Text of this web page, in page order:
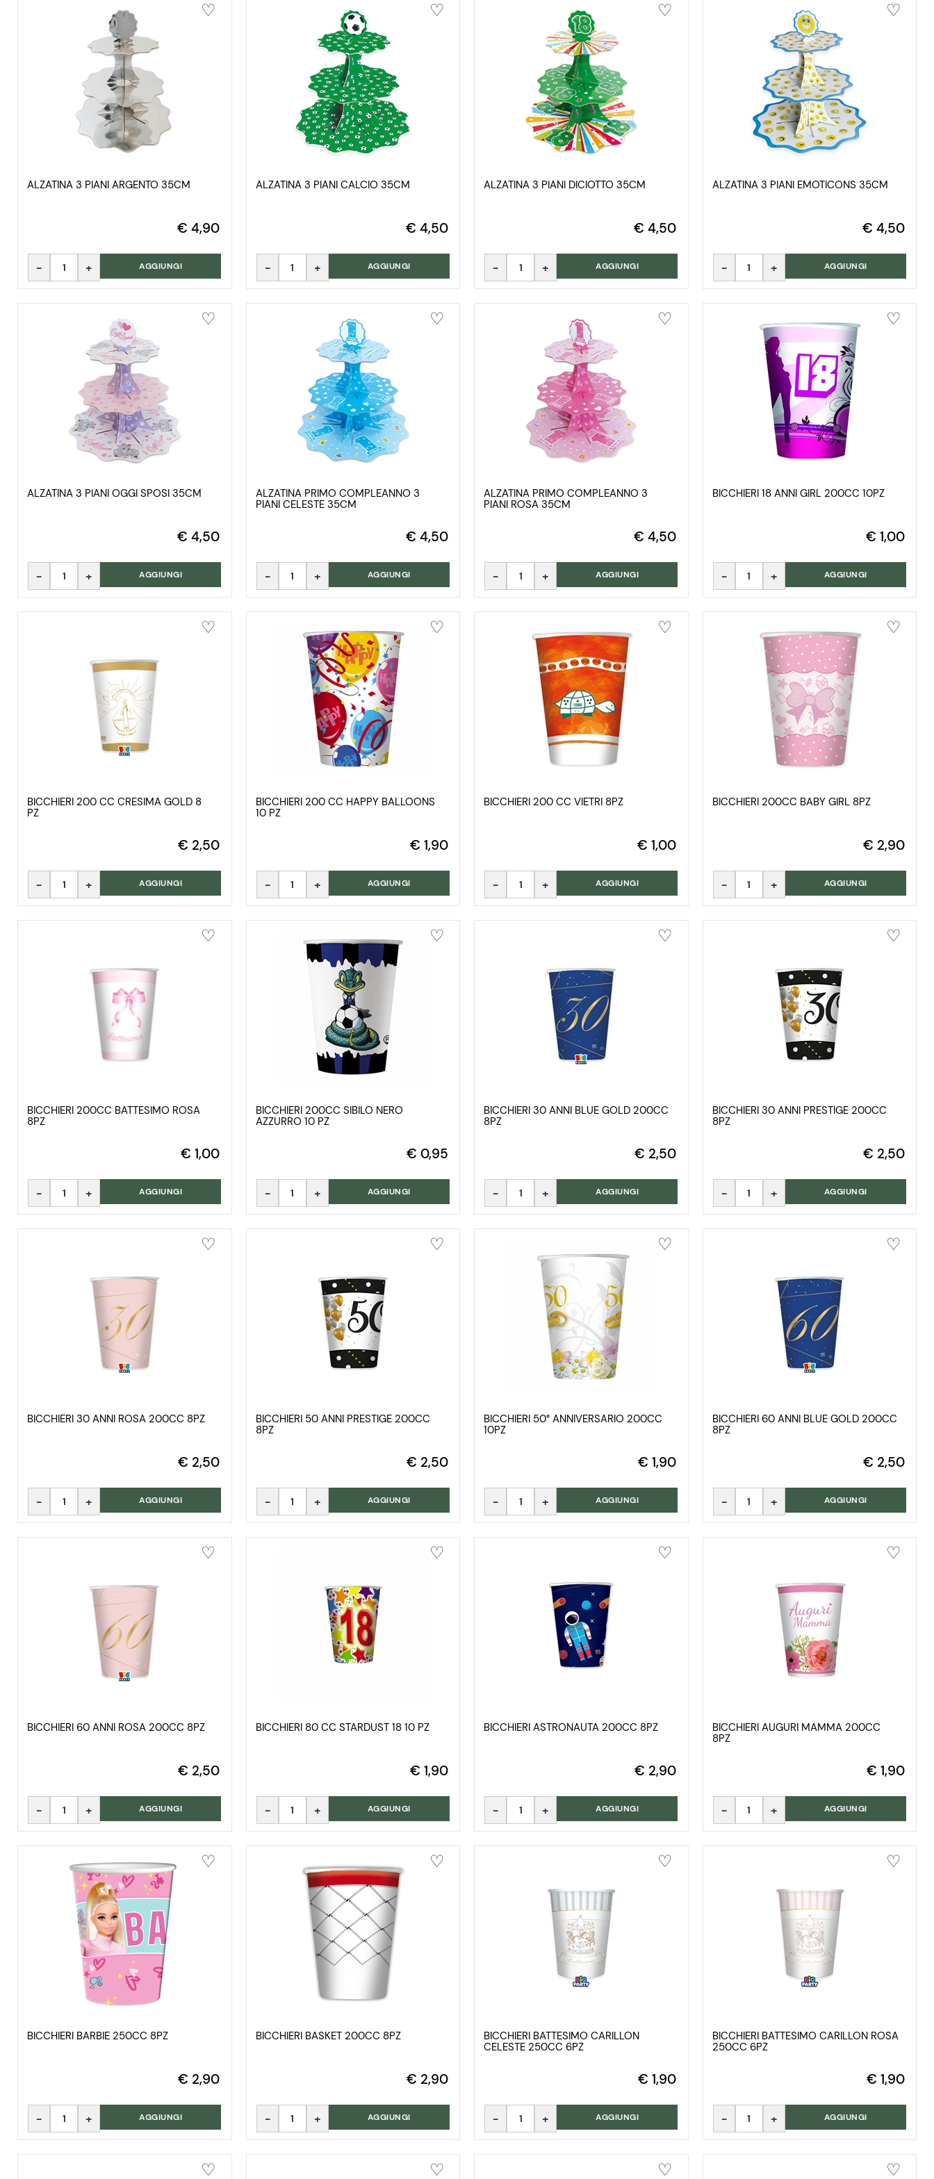
ALZATINA 3 PIANI ARGENTO 35CM
€ 4,90
Quantità AGGIUNGI
ALZATINA 3 PIANI CALCIO 35CM
€ 4,50
Quantità AGGIUNGI
ALZATINA 3 PIANI DICIOTTO 35CM
€ 4,50
Quantità AGGIUNGI
ALZATINA 3 PIANI EMOTICONS 35CM
€ 4,50
Quantità AGGIUNGI
ALZATINA 3 PIANI OGGI SPOSI 35CM
€ 4,50
Quantità AGGIUNGI
ALZATINA PRIMO COMPLEANNO 3
PIANI CELESTE 35CM
€ 4,50
Quantità AGGIUNGI
ALZATINA PRIMO COMPLEANNO 3
PIANI ROSA 35CM
€ 4,50
Quantità AGGIUNGI
BICCHIERI 18 ANNI GIRL 200CC 10PZ
€ 1,00
Quantità AGGIUNGI
BICCHIERI 200 CC CRESIMA GOLD 8
PZ
€ 2,50
Quantità AGGIUNGI
BICCHIERI 200 CC HAPPY BALLOONS
10 PZ
€ 1,90
Quantità AGGIUNGI
BICCHIERI 200 CC VIETRI 8PZ
€ 1,00
Quantità AGGIUNGI
BICCHIERI 200CC BABY GIRL 8PZ
€ 2,90
Quantità AGGIUNGI
BICCHIERI 200CC BATTESIMO ROSA
8PZ
€ 1,00
Quantità AGGIUNGI
BICCHIERI 200CC SIBILO NERO
AZZURRO 10 PZ
€ 0,95
Quantità AGGIUNGI
BICCHIERI 30 ANNI BLUE GOLD 200CC
8PZ
€ 2,50
Quantità AGGIUNGI
BICCHIERI 30 ANNI PRESTIGE 200CC
8PZ
€ 2,50
Quantità AGGIUNGI
BICCHIERI 30 ANNI ROSA 200CC 8PZ
€ 2,50
Quantità AGGIUNGI
BICCHIERI 50 ANNI PRESTIGE 200CC
8PZ
€ 2,50
Quantità AGGIUNGI
BICCHIERI 50° ANNIVERSARIO 200CC
10PZ
€ 1,90
Quantità AGGIUNGI
BICCHIERI 60 ANNI BLUE GOLD 200CC
8PZ
€ 2,50
Quantità AGGIUNGI
BICCHIERI 60 ANNI ROSA 200CC 8PZ
€ 2,50
Quantità AGGIUNGI
BICCHIERI 80 CC STARDUST 18 10 PZ
€ 1,90
Quantità AGGIUNGI
BICCHIERI ASTRONAUTA 200CC 8PZ
€ 2,90
Quantità AGGIUNGI
BICCHIERI AUGURI MAMMA 200CC
8PZ
€ 1,90
Quantità AGGIUNGI
BICCHIERI BARBIE 250CC 8PZ
€ 2,90
Quantità AGGIUNGI
BICCHIERI BASKET 200CC 8PZ
€ 2,90
Quantità AGGIUNGI
BICCHIERI BATTESIMO CARILLON
CELESTE 250CC 6PZ
€ 1,90
Quantità AGGIUNGI
BICCHIERI BATTESIMO CARILLON ROSA
250CC 6PZ
€ 1,90
Quantità AGGIUNGI